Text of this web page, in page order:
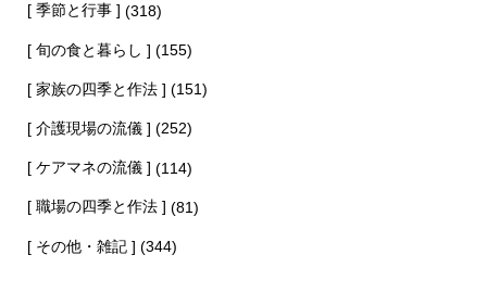
[ 季節と行事 ] (318)
[ 旬の食と暮らし ] (155)
[ 家族の四季と作法 ] (151)
[ 介護現場の流儀 ] (252)
[ ケアマネの流儀 ] (114)
[ 職場の四季と作法 ] (81)
[ その他・雑記 ] (344)